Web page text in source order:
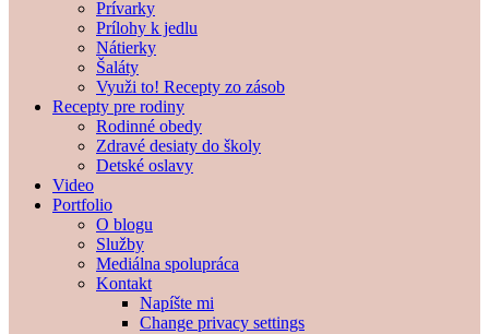
Prívarky
Prílohy k jedlu
Nátierky
Šaláty
Využi to! Recepty zo zásob
Recepty pre rodiny
Rodinné obedy
Zdravé desiaty do školy
Detské oslavy
Video
Portfolio
O blogu
Služby
Mediálna spolupráca
Kontakt
Napíšte mi
Change privacy settings